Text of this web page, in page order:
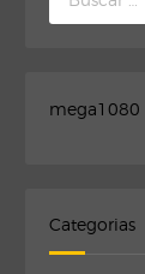
mega1080
Categorias